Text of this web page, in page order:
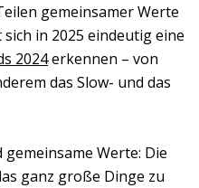
gemeinsamer Werte
in 2025 eindeutig eine
2024erkennen – von
das Slow- und das
Werte: Die
ganz große Dinge zu